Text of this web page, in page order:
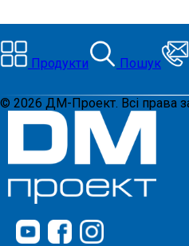
Продукти Пошук
© 2026 ДМ-Проект. Всі права